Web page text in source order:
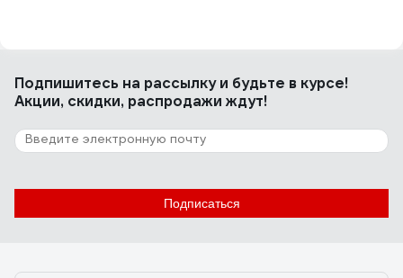
Подпишитесь на рассылкуи будьте в курсе!
Акции, скидки, распродажи ждут!
Подписаться